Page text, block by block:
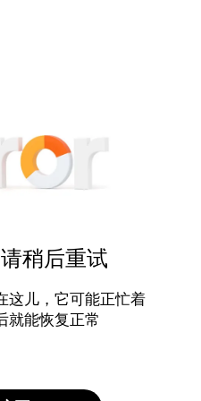
稍后重试
这儿，它可能正忙着
就能恢复正常